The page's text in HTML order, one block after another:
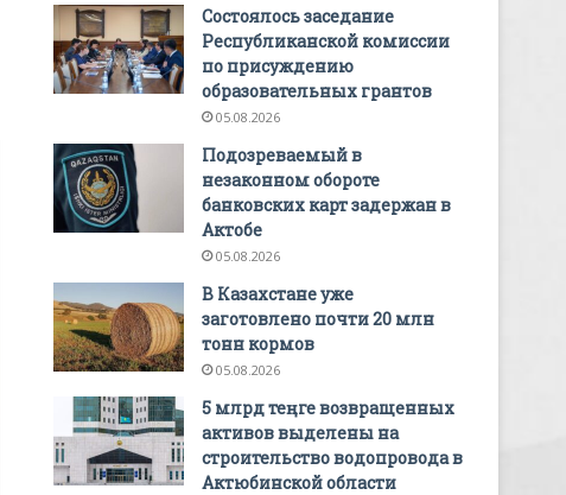
Состоялось заседание
Республиканской комиссии
по присуждению
образовательных грантов
05.08.2026
Подозреваемый в
незаконном обороте
банковских карт задержан в
Актобе
05.08.2026
В Казахстане уже
заготовлено почти 20 млн
тонн кормов
05.08.2026
5 млрд теңге возвращенных
активов выделены на
строительство водопровода в
Актюбинской области